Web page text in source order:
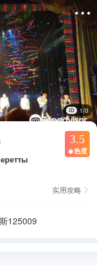

1/0
3.5
 热度
实用攻略 
125009